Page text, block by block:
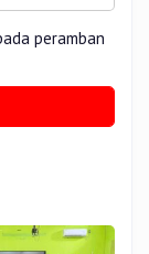
peramban